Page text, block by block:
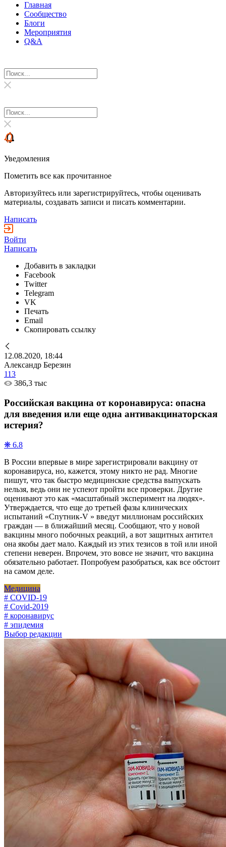
Главная
Сообщество
Блоги
Мероприятия
Q&A
Уведомления
Пометить все как прочитанное
Авторизуйтесь или зарегистрируйтесь, чтобы оценивать
материалы, создавать записи и писать комментарии.
Написать
Войти
Написать
Добавить в закладки
Facebook
Twitter
Telegram
VK
Печать
Email
Скопировать ссылку
12.08.2020, 18:44
Александр Березин
113
386,3 тыс
Российская вакцина от коронавируса: опасна
для введения или еще одна антивакцинаторская
истерия?
❋ 6.8
В России впервые в мире зарегистрировали вакцину от
коронавируса, но, кажется, этому никто не рад. Многие
пишут, что так быстро медицинские средства выпускать
нельзя, ведь они не успеют пройти все проверки. Другие
оценивают это как «масштабный эксперимент на людях».
Утверждается, что еще до третьей фазы клинических
испытаний «Спутник-V » введут миллионам российских
граждан — в ближайший месяц. Сообщают, что у новой
вакцины много побочных реакций, а вот защитных антител
она якобы дает мало. Каждый из этих тезисов в той или иной
степени неверен. Впрочем, это вовсе не значит, что вакцина
обязательно работает. Попробуем разобраться, как все обстоит
на самом деле.
Медицина
# COVID-19
# Covid-2019
# коронавирус
# эпидемия
Выбор редакции